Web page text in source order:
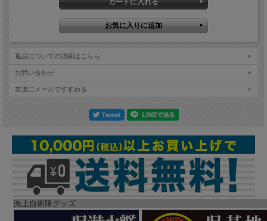
返品についての詳細はこちら
お問い合わせ
友達にメールですすめる
海上自衛隊グッズ